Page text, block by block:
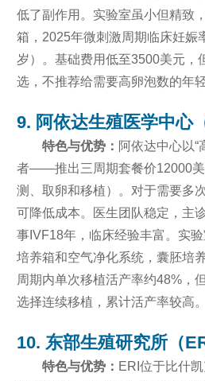
低了副作用。实验室虽小但精致
箱，2025年微刺激周期临床妊娠
岁）。基础费用低至3500美元，
选，不推荐给需要高卵泡数的年轻
9. 阿依达生殖医学中心
特色与优势： 阿依达中心以“
者——推出三周期套餐价12000美
测、取卵和移植）。对于需要多
可降低成本。医生团队稳定，主
事IVF18年，临床经验丰富。实
培养箱和空气净化系统，囊胚培
周期内单次移植活产率约48%，
选择连续移植，累计活产率较高。
10. 东部生殖研究所（
特色与优势： ERI位于比什